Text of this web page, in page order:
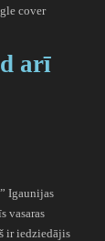
arī
Igaunijas
vasaras
ir iedziedājis